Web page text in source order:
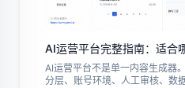
AI运营平台完整指南：适合
AI运营平台不是单一内容生成器
分层、账号环境、人工审核、数